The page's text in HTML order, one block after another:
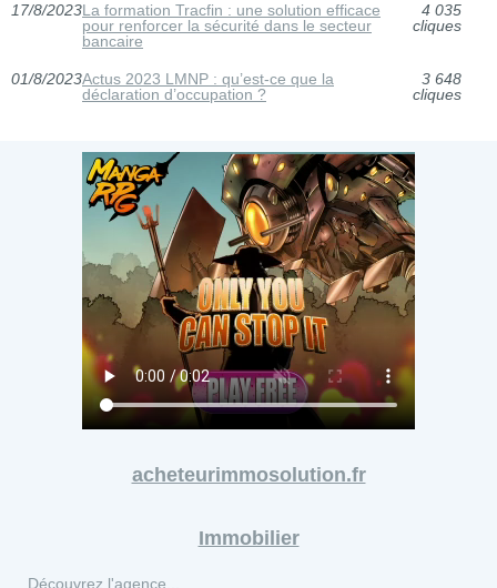
17/8/2023La formation Tracfin : une solution efficace
pour renforcer la sécurité dans le secteur
bancaire
4 035
cliques
01/8/2023Actus 2023 LMNP : qu’est-ce que la
déclaration d’occupation ?
3 648
cliques
acheteurimmosolution.fr
Immobilier
Découvrez l'agence...